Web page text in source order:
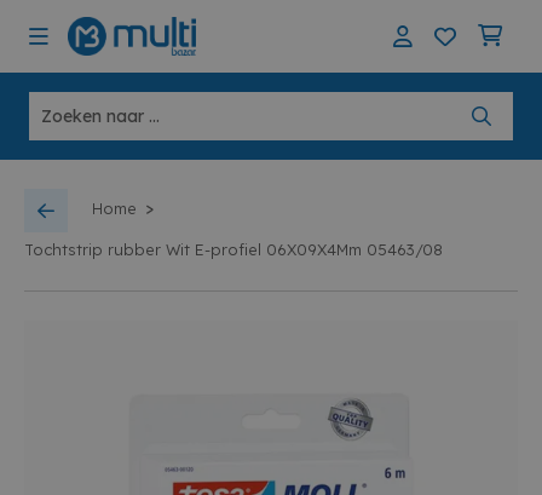
Home >
Tochtstrip rubber Wit E-profiel 06X09X4Mm 05463/08